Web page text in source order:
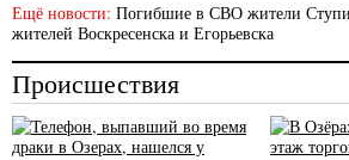
Ещё новости: Погибшие в СВО жители
жителей Воскресенска и Егорьевска
Происшествия